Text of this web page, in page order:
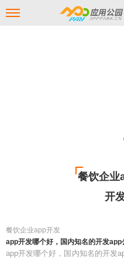
餐饮企业
开
餐饮企业app开发
app开发哪个好，国内知名的开发app
app开发哪个好，国内知名的开发